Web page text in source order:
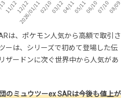
は、ポケモン人気から高額で取引さ
ーは、シリーズで初めて登場した伝
ザードンに次ぐ世界中から人気があ
のミュウツーex SARは今後も値上が